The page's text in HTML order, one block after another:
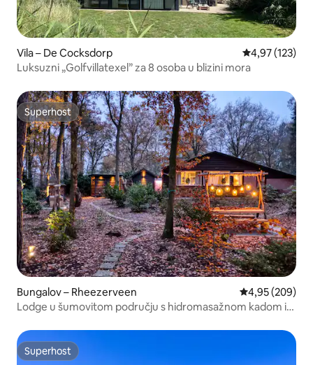
Vila – De Cocksdorp Prosječna
4,97 (123)
Luksuzni „Golfvillatexel” za 8 osoba u blizini mora
Superhost
Superhost
Bungalov – Rheezerveen Prosječna
4,95 (209)
Lodge u šumovitom području s hidromasažnom kadom i
Superhost
Superhost